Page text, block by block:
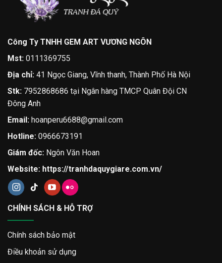
Công Ty TNHH GEM ART VƯƠNG NGÔN
Mst:0111369755
Địa chỉ:41 Ngọc Giang, Vĩnh thanh, Thành Phố Hà Nội
Stk:7952868686 tại Ngân hàng TMCP Quân Đội CN
Đông Anh
Email:hoanperu6688@gmail.com
Hotline:0966673191
Giám đốc:Ngôn Văn Hoan
Website: https://tranhdaquygiare.com.vn/
CHÍNH SÁCH & HỖ TRỢ
Chính sách bảo mật
Điều khoản sử dụng